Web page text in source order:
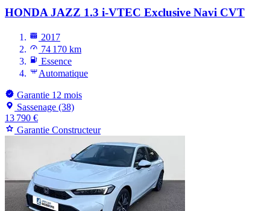
HONDA JAZZ 1.3 i-VTEC Exclusive Navi CVT
2017
74 170 km
Essence
Automatique
Garantie 12 mois
Sassenage (38)
13 790 €
Garantie Constructeur